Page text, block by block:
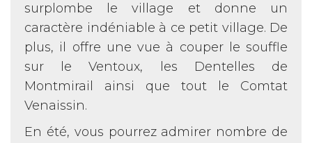
surplombe le village et donne un
caractère indéniable à ce petit village. De
plus, il offre une vue à couper le souffle
sur le Ventoux, les Dentelles de
Montmirail ainsi que tout le Comtat
Venaissin.
En été, vous pourrez admirer nombre de